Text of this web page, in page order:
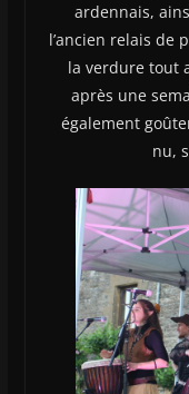
ardennais,
l’ancien relais de
la verdure tout
après une
également
nu,